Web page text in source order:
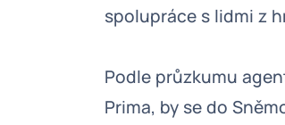
spolupráce s lidmi z
Podle průzkumu
Prima, by se do